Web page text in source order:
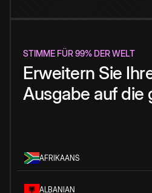
STIMME FÜR 99% DER WELT
Erweitern Sie
Ausgabe auf die
AFRIKAANS
ALBANIAN